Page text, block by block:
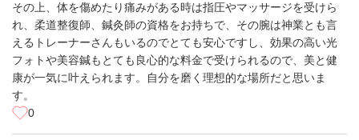
その上、体を傷めたり痛みがある時は指圧やマッサージを受けら
れ、柔道整復師、鍼灸師の資格をお持ちで、その腕は神業とも言
えるトレーナーさんもいるのでとても安心ですし、効果の高い光
フォトや美容鍼もとても良心的な料金で受けられるので、美と健
康が一気に叶えられます。自分を磨く理想的な場所だと思いま
す。
0